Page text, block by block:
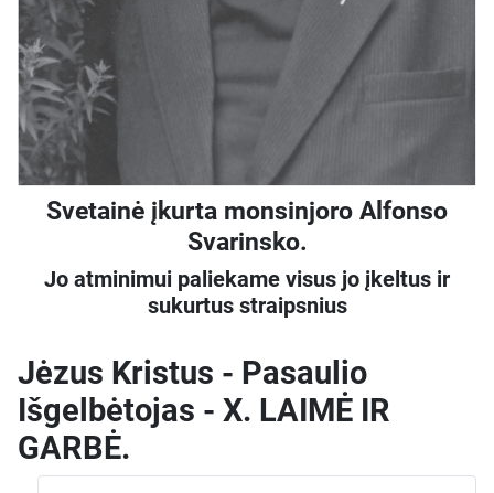
Svetainė įkurta monsinjoro Alfonso
Svarinsko.
Jo atminimui paliekame visus jo įkeltus ir
sukurtus straipsnius
Jėzus Kristus - Pasaulio
Išgelbėtojas - X. LAIMĖ IR
GARBĖ.